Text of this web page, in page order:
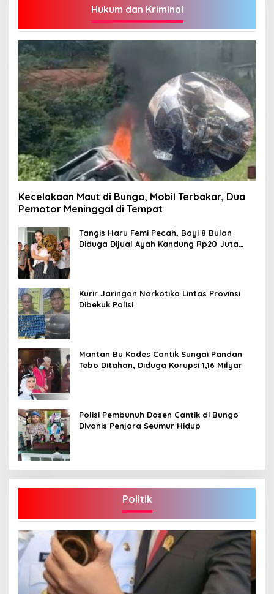
Hukum dan Kriminal
Kecelakaan Maut di Bungo, Mobil Terbakar, Dua
Pemotor Meninggal di Tempat
Tangis Haru Femi Pecah, Bayi 8 Bulan
Diduga Dijual Ayah Kandung Rp20 Juta
Kurir Jaringan Narkotika Lintas Provinsi
Dibekuk Polisi
Mantan Bu Kades Cantik Sungai Pandan
Tebo Ditahan, Diduga Korupsi 1,16 Milyar
Polisi Pembunuh Dosen Cantik di Bungo
Divonis Penjara Seumur Hidup
Politik